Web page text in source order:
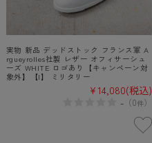
実物 新品 デッドストック フランス軍 A
rgueyrolles社製 レザー オフィサーシュ
ーズ WHITE ロゴあり【キャンペーン対
象外】【I】 ミリタリー
¥14,080(税込)
-（0件）